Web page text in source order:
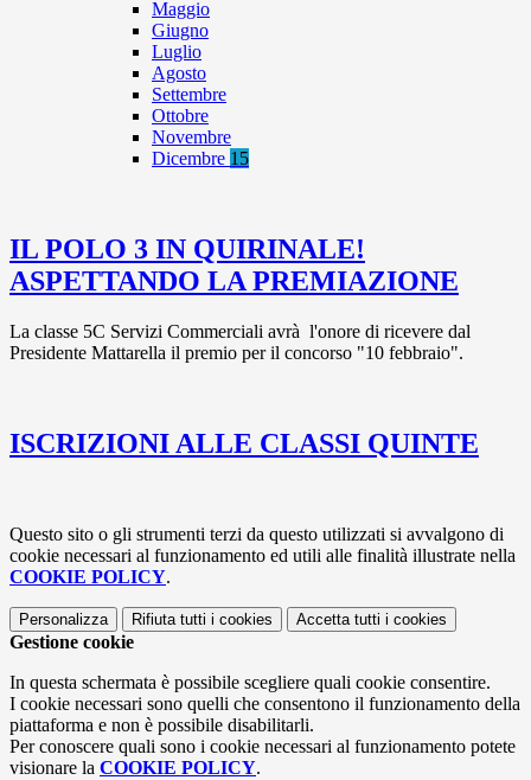
Maggio
Giugno
Luglio
Agosto
Settembre
Ottobre
Novembre
Dicembre 15
IL POLO 3 IN QUIRINALE!
ASPETTANDO LA PREMIAZIONE
La classe 5C Servizi Commerciali avrà l'onore di ricevere dal
Presidente Mattarella il premio per il concorso "10 febbraio".
ISCRIZIONI ALLE CLASSI QUINTE
Questo sito o gli strumenti terzi da questo utilizzati si avvalgono di
cookie necessari al funzionamento ed utili alle finalità illustrate nella
COOKIE POLICY.
Personalizza Rifiuta tutti i cookies Accetta tutti i cookies
Gestione cookie
In questa schermata è possibile scegliere quali cookie consentire.
I cookie necessari sono quelli che consentono il funzionamento della
piattaforma e non è possibile disabilitarli.
Per conoscere quali sono i cookie necessari al funzionamento potete
visionare la COOKIE POLICY.